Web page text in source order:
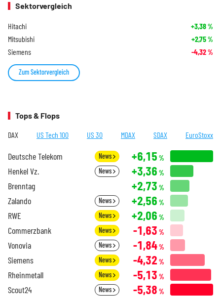
Sektorvergleich
Hitachi +3,38%
Mitsubishi +2,75%
Siemens -4,32%
Zum Sektorvergleich
Tops & Flops
DAX US Tech 100 US 30 MDAX SDAX EuroStoxx
Deutsche Telekom News +6,15 %
Henkel Vz. News +3,36 %
Brenntag +2,73 %
Zalando News +2,56 %
RWE News +2,06 %
Commerzbank News -1,63 %
Vonovia News -1,84%
Siemens News -4,32 %
Rheinmetall News -5,13 %
Scout24 News -5,38 %